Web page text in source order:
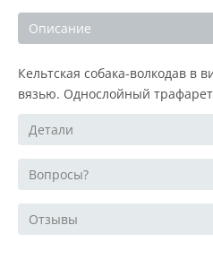
Описание
Кельтская собака-волкодав в
вязью. Однослойный
Детали
Вопросы?
Отзывы